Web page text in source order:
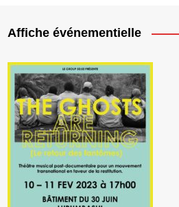
Affiche événementielle